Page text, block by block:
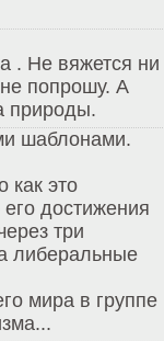
. Не вяжется ни
попрошу. А
природы.
шаблонами.
это
достижения
три
либеральные
мира в группе